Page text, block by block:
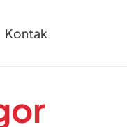
Kontak